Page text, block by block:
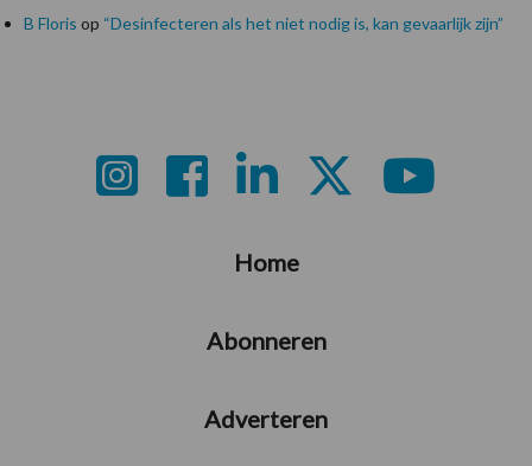
B Floris op “Desinfecteren als het niet nodig is, kan gevaarlijk zijn”
Home
Abonneren
Adverteren